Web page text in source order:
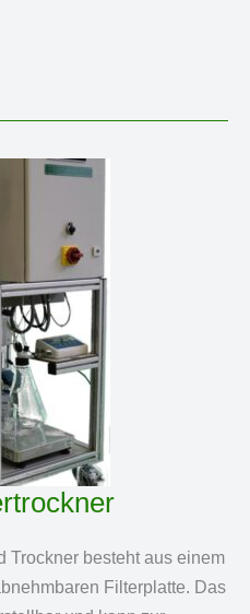
Trockner besteht aus einem
Filterplatte. Das